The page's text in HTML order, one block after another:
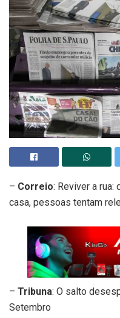
– Correio: Reviver a rua:
casa, pessoas tentam
– Tribuna: O salto
Setembro